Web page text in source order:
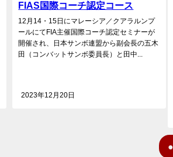
FIAS国際コーチ認定コース
12月14・15日にマレーシア／クアラルンプ
ールにてFIA主催国際コーチ認定セミナーが
開催され、日本サンボ連盟から副会長の五木
田（コンバットサンボ委員長）と田中...
2023年12月20日